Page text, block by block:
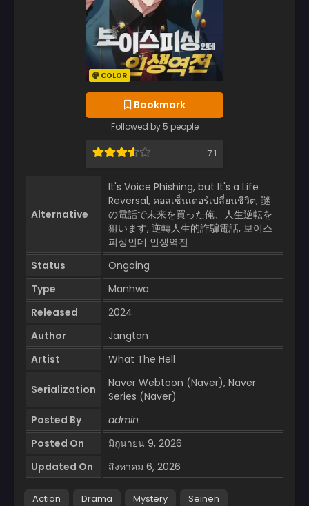
COLOR
Bookmark
Followed by 5 people
7.1
Alternative
It's Voice Phishing, but It's a Life
Reversal, คอลเซ็นเตอร์เปลี่ยนชีวิต, 謎
の電話で未来を買った俺、人生逆転を
狙います, 逆轉人生的詐騙電話, 보이스
피싱인데 인생역전
Status
Ongoing
Type
Manhwa
Released
2024
Author
Jangtan
Artist
What The Hell
Serialization
Naver Webtoon (Naver), Naver
Series (Naver)
Posted By
admin
Posted On
มิถุนายน 9, 2026
Updated On
สิงหาคม 6, 2026
Action Drama Mystery Seinen